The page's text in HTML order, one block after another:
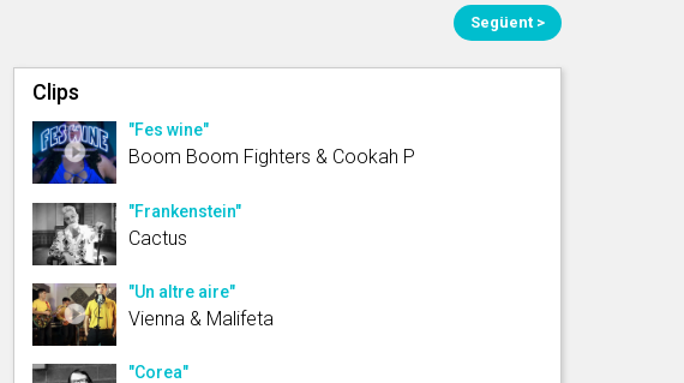
Següent >
Clips
"Fes wine"
Boom Boom Fighters & Cookah P
"Frankenstein"
Cactus
"Un altre aire"
Vienna & Malifeta
"Corea"